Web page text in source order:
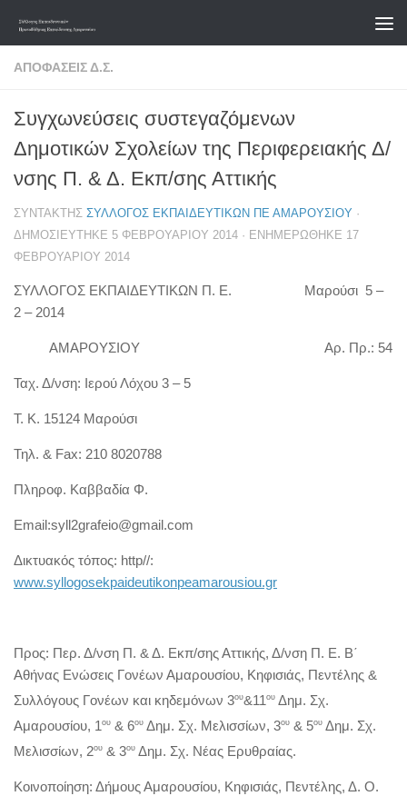
Skip to content
ΑΠΟΦΆΣΕΙΣ Δ.Σ.
Συγχωνεύσεις συστεγαζόμενων
Δημοτικών Σχολείων της Περιφερειακής Δ/
νσης Π. & Δ. Εκπ/σης Αττικής
ΣΥΝΤΆΚΤΗΣ ΣΎΛΛΟΓΟΣ ΕΚΠΑΙΔΕΥΤΙΚΏΝ ΠΕ ΑΜΑΡΟΥΣΊΟΥ ·
ΔΗΜΟΣΙΕΎΤΗΚΕ 5 ΦΕΒΡΟΥΑΡΊΟΥ 2014 · ΕΝΗΜΕΡΏΘΗΚΕ 17
ΦΕΒΡΟΥΑΡΊΟΥ 2014
ΣΥΛΛΟΓΟΣ ΕΚΠΑΙΔΕΥΤΙΚΩΝ Π. Ε. Μαρούσι 5 –
2 – 2014
ΑΜΑΡΟΥΣΙΟΥ Αρ. Πρ.: 54
Ταχ. Δ/νση: Ιερού Λόχου 3 – 5
Τ. Κ. 15124 Μαρούσι
Τηλ. & Fax: 210 8020788
Πληροφ. Καββαδία Φ.
Email:syll2grafeio@gmail.com
Δικτυακός τόπος: http//:
www.syllogosekpaideutikonpeamarousiou.gr
Προς: Περ. Δ/νση Π. & Δ. Εκπ/σης Αττικής, Δ/νση Π. Ε. Β΄
Αθήνας Ενώσεις Γονέων Αμαρουσίου, Κηφισιάς, Πεντέλης &
Συλλόγους Γονέων και κηδεμόνων 3ου&11 ου Δημ. Σχ.
Αμαρουσίου, 1 ου & 6ου Δημ. Σχ. Μελισσίων, 3ου & 5ου Δημ. Σχ.
Μελισσίων, 2ου & 3ου Δημ. Σχ. Νέας Ερυθραίας.
Κοινοποίηση: Δήμους Αμαρουσίου, Κηφισιάς, Πεντέλης, Δ. Ο.